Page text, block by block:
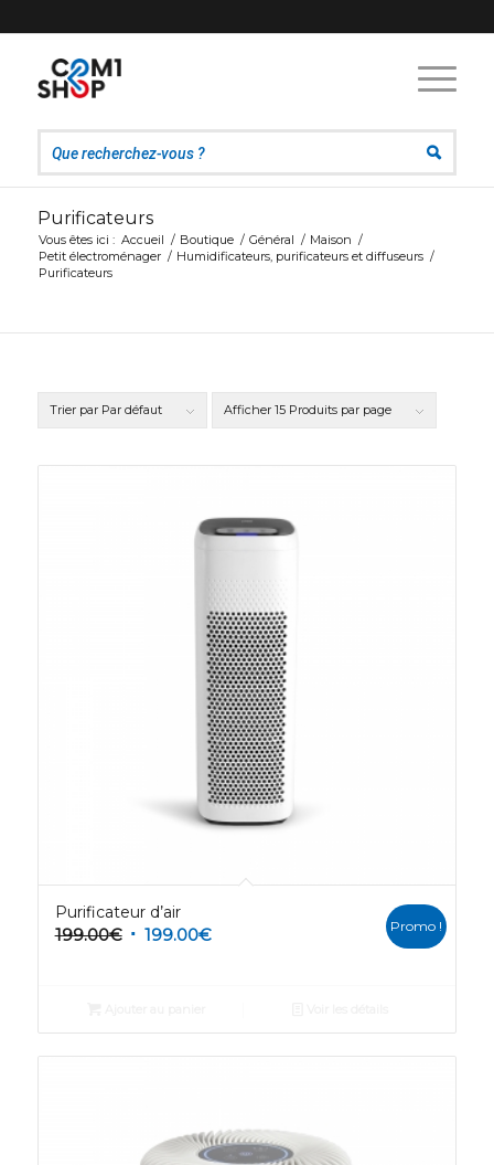
Purificateurs
Vous êtes ici : Accueil / Boutique / Général / Maison /
Petit électroménager / Humidificateurs, purificateurs et diffuseurs /
Purificateurs
Trier par Par défaut Afficher 15 Produits par page
Purificateur d’air
199.00€ 199.00€ Promo !